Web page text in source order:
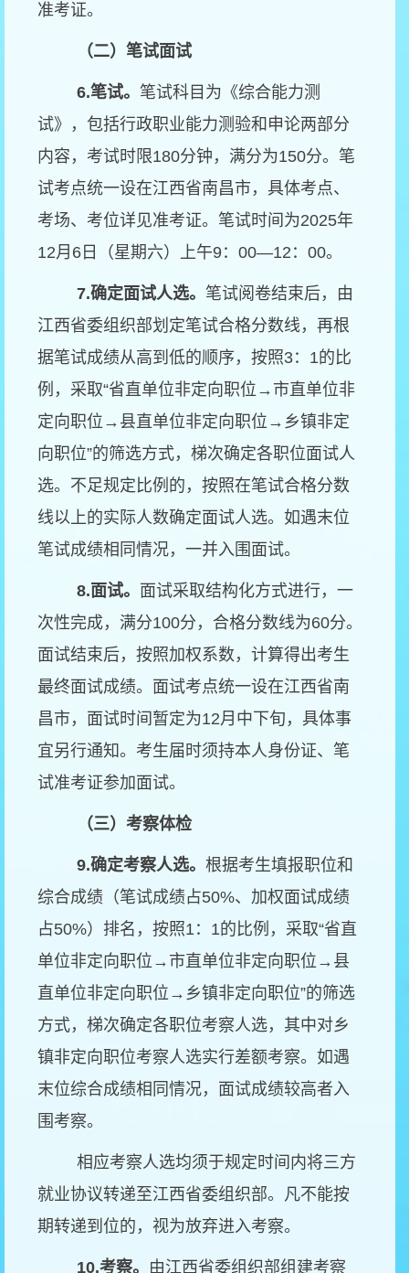
准考证。
（二）笔试面试
6.笔试。 笔试科目为《综合能力测
试》，包括行政职业能力测验和申论两部分
内容，考试时限180分钟，满分为150分。笔
试考点统一设在江西省南昌市，具体考点、
考场、考位详见准考证。笔试时间为2025年
12月6日（星期六）上午9：00—12：00。
7.确定面试人选。 笔试阅卷结束后，由
江西省委组织部划定笔试合格分数线，再根
据笔试成绩从高到低的顺序，按照3：1的比
例，采取“省直单位非定向职位→市直单位非
定向职位→县直单位非定向职位→乡镇非定
向职位”的筛选方式，梯次确定各职位面试人
选。不足规定比例的，按照在笔试合格分数
线以上的实际人数确定面试人选。如遇末位
笔试成绩相同情况，一并入围面试。
8.面试。 面试采取结构化方式进行，一
次性完成，满分100分，合格分数线为60分。
面试结束后，按照加权系数，计算得出考生
最终面试成绩。面试考点统一设在江西省南
昌市，面试时间暂定为12月中下旬，具体事
宜另行通知。考生届时须持本人身份证、笔
试准考证参加面试。
（三）考察体检
9.确定考察人选。 根据考生填报职位和
综合成绩（笔试成绩占50%、加权面试成绩
占50%）排名，按照1：1的比例，采取“省直
单位非定向职位→市直单位非定向职位→县
直单位非定向职位→乡镇非定向职位”的筛选
方式，梯次确定各职位考察人选，其中对乡
镇非定向职位考察人选实行差额考察。如遇
末位综合成绩相同情况，面试成绩较高者入
围考察。
相应考察人选均须于规定时间内将三方
就业协议转递至江西省委组织部。凡不能按
期转递到位的，视为放弃进入考察。
10.考察。 由江西省委组织部组建考察